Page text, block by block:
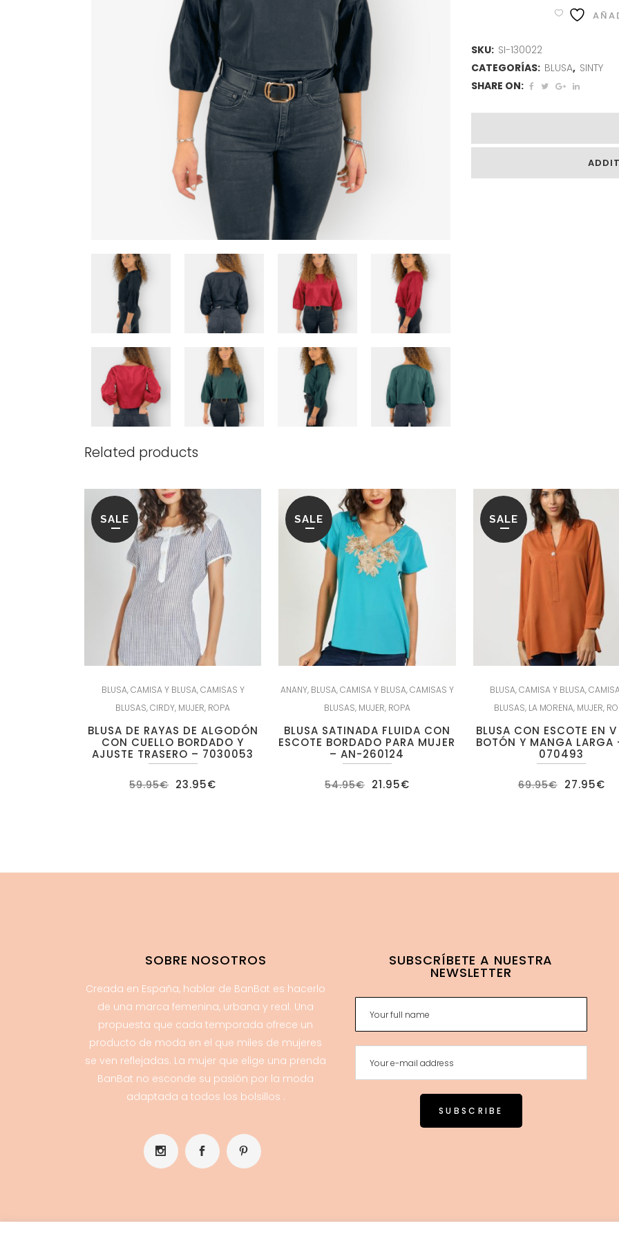
SKU: SI-130022
CATEGORÍAS: BLUSA, SINTY
SHARE ON:
Related products
SALE
BLUSA,CAMISA Y BLUSA,CAMISAS Y
BLUSAS,CIRDY, MUJER, ROPA
BLUSA DE RAYAS DE ALGODÓN
CON CUELLO BORDADO Y
AJUSTE TRASERO – 7030053
59.95€ El
precio
23.95€
SALE
ANANY, BLUSA,CAMISA Y BLUSA,CAMISAS Y
BLUSAS, MUJER, ROPA
BLUSA SATINADA FLUIDA CON
ESCOTE BORDADO PARA MUJER
– AN-260124
54.95€ El
precio
21.95€El
SALE
BLUSA,CAMISA Y BLUSA,
BLUSAS, LA MORENA, MUJER,
BLUSA CON ESCOTE EN
BOTÓN Y MANGA
070493
69.95€ El
precio
27.95€El
SOBRE NOSOTROS
Creada en España, hablar de BanBat es hacerlo
de una marca femenina, urbana y real. Una
propuesta que cada temporada ofrece un
producto de moda en el que miles de mujeres
se ven reflejadas. La mujer que elige una prenda
BanBat no esconde su pasión por la moda
adaptada a todos los bolsillos .
SUBSCRÍBETE A NUESTRA
NEWSLETTER